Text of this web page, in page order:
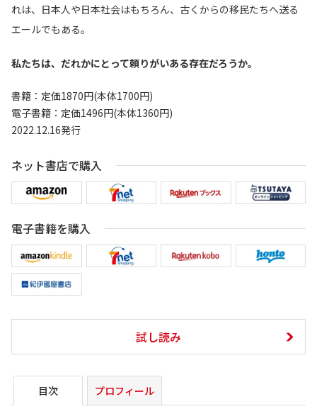
れは、日本人や日本社会はもちろん、古くからの移民たちへ送る
エールでもある。
私たちは、だれかにとって頼りがいある存在だろうか。
書籍：定価1870円(本体1700円)
電子書籍：定価1496円(本体1360円)
2022.12.16発行
ネット書店で購入
電子書籍を購入
試し読み
目次 プロフィール